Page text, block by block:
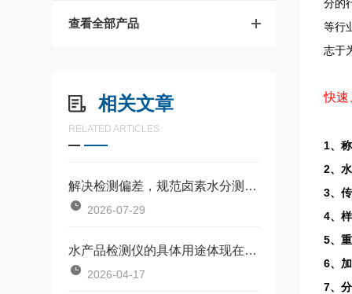
查看全部产品
相关文章
RELATED ARTICLES
解决检测偏差，规范卤素水分测定仪使用操作
2026-07-29
水产品检测仪的具体用途体现在哪些方面？
2026-04-17
分的
等行
志于
快速
1、
2、
3、
4、
5、
6、
7、